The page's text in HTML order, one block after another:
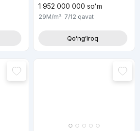
1 952 000 000 soʻm
29M/m² 7/12 qavat
Qoʻngʻiroq